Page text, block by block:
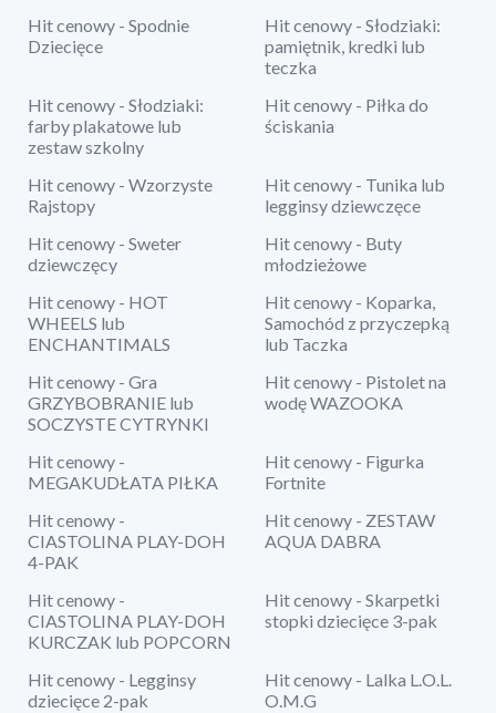
Hit cenowy - Spodnie
Dziecięce
Hit cenowy - Słodziaki:
pamiętnik, kredki lub
teczka
Hit cenowy - Słodziaki:
farby plakatowe lub
zestaw szkolny
Hit cenowy - Piłka do
ściskania
Hit cenowy - Wzorzyste
Rajstopy
Hit cenowy - Tunika lub
legginsy dziewczęce
Hit cenowy - Sweter
dziewczęcy
Hit cenowy - Buty
młodzieżowe
Hit cenowy - HOT
WHEELS lub
ENCHANTIMALS
Hit cenowy - Koparka,
Samochód z przyczepką
lub Taczka
Hit cenowy - Gra
GRZYBOBRANIE lub
SOCZYSTE CYTRYNKI
Hit cenowy - Pistolet na
wodę WAZOOKA
Hit cenowy -
MEGAKUDŁATA PIŁKA
Hit cenowy - Figurka
Fortnite
Hit cenowy -
CIASTOLINA PLAY-DOH
4-PAK
Hit cenowy - ZESTAW
AQUA DABRA
Hit cenowy -
CIASTOLINA PLAY-DOH
KURCZAK lub POPCORN
Hit cenowy - Skarpetki
stopki dziecięce 3-pak
Hit cenowy - Legginsy
dziecięce 2-pak
Hit cenowy - Lalka L.O.L.
O.M.G